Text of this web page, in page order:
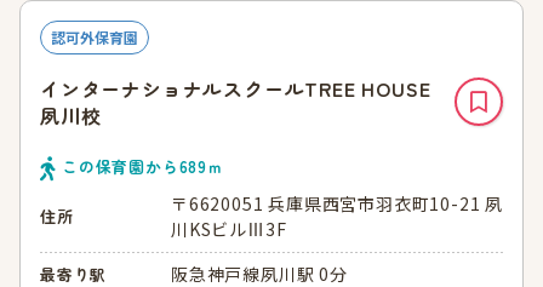
認可外保育園
インターナショナルスクールTREE HOUSE
夙川校
この保育園から689ｍ
住所
〒6620051 兵庫県西宮市羽衣町10-21 夙
川KSビルⅢ3F
最寄り駅 阪急神戸線夙川駅 0分